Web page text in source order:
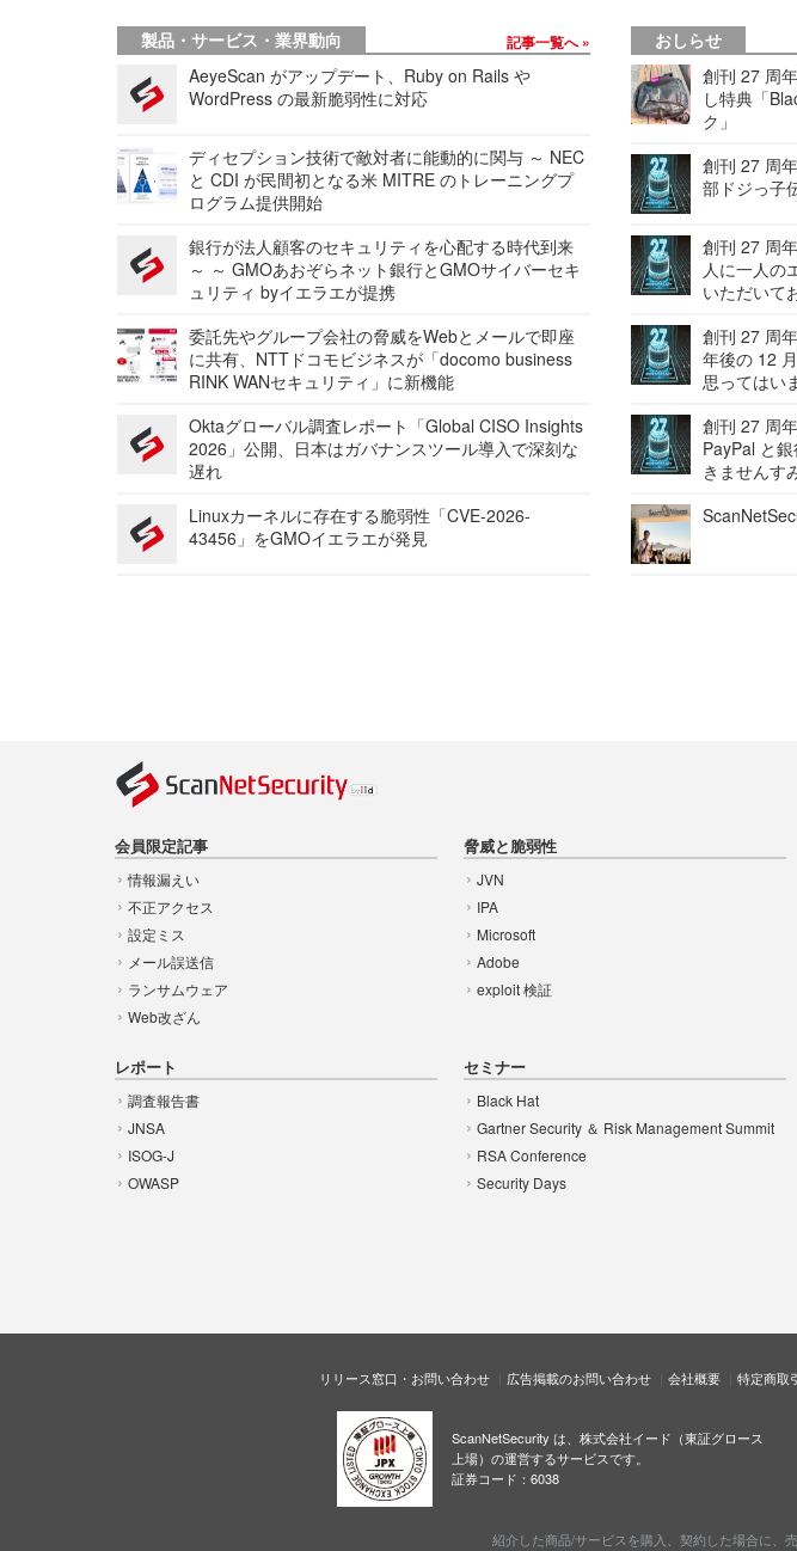
製品・サービス・業界動向 記事一覧へ
AeyeScan がアップデート、Ruby on Rails や
WordPress の最新脆弱性に対応
ディセプション技術で敵対者に能動的に関与 ～ NEC
と CDI が民間初となる米 MITRE のトレーニングプ
ログラム提供開始
銀行が法人顧客のセキュリティを心配する時代到来
～ ～ GMOあおぞらネット銀行とGMOサイバーセキ
ュリティ byイエラエが提携
委託先やグループ会社の脅威をWebとメールで即座
に共有、NTTドコモビジネスが「docomo business
RINK WANセキュリティ」に新機能
Oktaグローバル調査レポート「Global CISO Insights
2026」公開、日本はガバナンスツール導入で深刻な
遅れ
Linuxカーネルに存在する脆弱性「CVE-2026-
43456」をGMOイエラエが発見
おしらせ
創刊 27 周
し特典「
ク」
創刊 27 周
部ドジっ子
創刊 27 周
人に一人の
いただいて
創刊 27 周
年後の 12
思ってはい
創刊 27 周
PayPal と
きませんす
会員限定記事
情報漏えい
不正アクセス
設定ミス
メール誤送信
ランサムウェア
Web改ざん
脅威と脆弱性
JVN
IPA
Microsoft
Adobe
exploit 検証
レポート
調査報告書
JNSA
ISOG-J
OWASP
セミナー
Black Hat
Gartner Security ＆ Risk Management Summit
RSA Conference
Security Days
リリース窓口・お問い合わせ 広告掲載のお問い合わせ 会社概要 特定商取
ScanNetSecurity は、株式会社イード（東証グロース
上場）の運営するサービスです。
証券コード：6038
紹介した商品/サービスを購入、契約した場合に、